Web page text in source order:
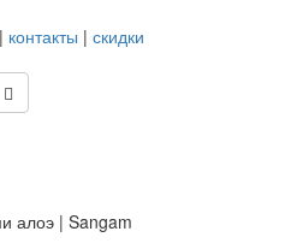
контакты | скидки
алоэ | Sangam